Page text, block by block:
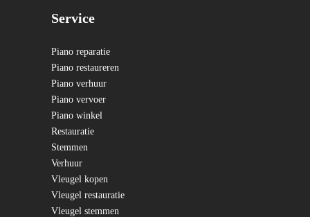
Service
Piano reparatie
Piano restaureren
Piano verhuur
Piano vervoer
Piano winkel
Restauratie
Stemmen
Verhuur
Vleugel kopen
Vleugel restauratie
Vleugel stemmen